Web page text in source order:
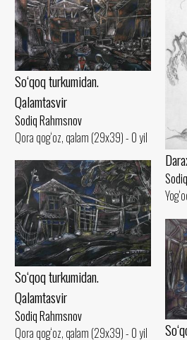
So‘qoq turkumidan.
Qalamtasvir
Sodiq Rahmsnov
Qora qog‘oz, qalam (29x39) - 0 yil
So‘qoq turkumidan.
Qalamtasvir
Sodiq Rahmsnov
Qora qog‘oz, qalam (29x39) - 0 yil